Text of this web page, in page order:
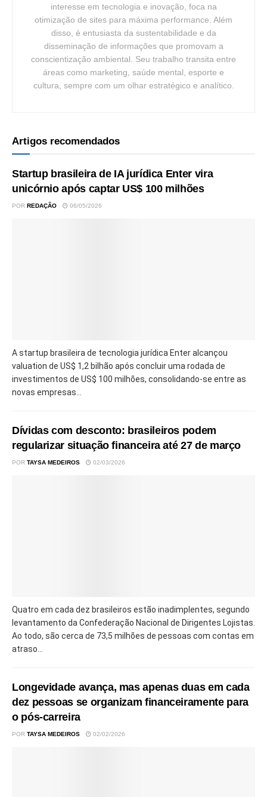
interesse em tecnologia e inovação, foca na
otimização de sites para máxima performance. Além
disso, é entusiasta da sustentabilidade e da
disseminação de informações que promovam a
conscientização ambiental. Seu trabalho transita entre
áreas como marketing, saúde mental, esporte e
cultura, sempre com um olhar estratégico e analítico.
Artigos recomendados
Startup brasileira de IA jurídica Enter vira
unicórnio após captar US$ 100 milhões
POR REDAÇÃO 06/05/2026
A startup brasileira de tecnologia jurídica Enter alcançou
valuation de US$ 1,2 bilhão após concluir uma rodada de
investimentos de US$ 100 milhões, consolidando-se entre as
novas empresas...
Dívidas com desconto: brasileiros podem
regularizar situação financeira até 27 de março
POR TAYSA MEDEIROS 02/03/2026
Quatro em cada dez brasileiros estão inadimplentes, segundo
levantamento da Confederação Nacional de Dirigentes Lojistas.
Ao todo, são cerca de 73,5 milhões de pessoas com contas em
atraso...
Longevidade avança, mas apenas duas em cada
dez pessoas se organizam financeiramente para
o pós-carreira
POR TAYSA MEDEIROS 02/02/2026